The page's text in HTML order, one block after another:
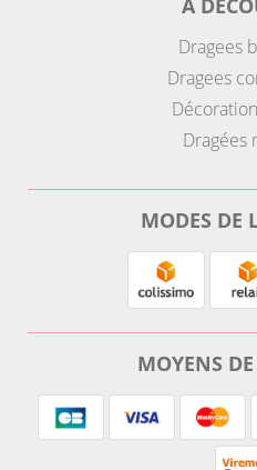
A
Dragees
Dragees
Dragées
MODES DE
MOYENS